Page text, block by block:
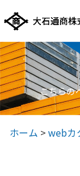
こちらの
ホーム >webカ